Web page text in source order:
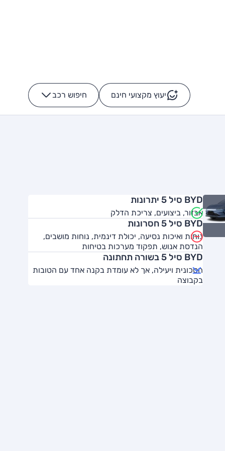
יעוץ מקצועי חינם חיפוש רכב -
BYD סיל 5 יתרונות
אבזור, ביצועים, צריכת הדלק
BYD סיל 5 חסרונות
נוחות ואיכות נסיעה, יכולת דינמית, נוחות מושבים,
הנדסת אנוש, תפקוד מערכות בטיחות
BYD סיל 5 בשורה תחתונה
חסכונית ויעילה, אך לא עומדת בקנה אחד עם הטובות
בקבוצה